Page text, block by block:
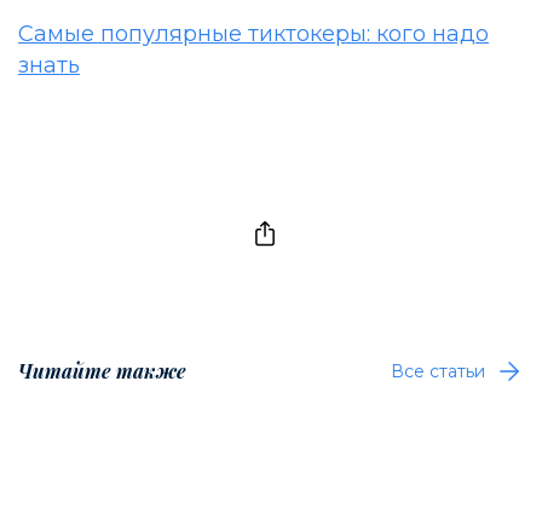
Самые популярные тиктокеры: кого надо
знать
Читайте также Все статьи